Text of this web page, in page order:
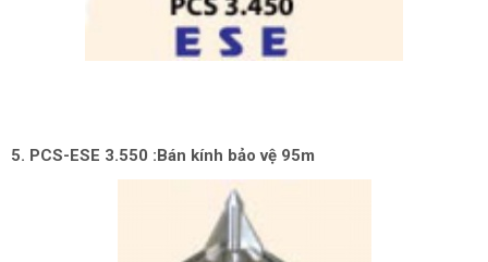
5. PCS-ESE 3.550 :Bán kính bảo vệ 95m